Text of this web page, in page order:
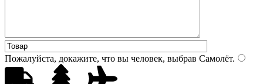
Пожалуйста, докажите, что вы человек, выбрав Самолёт.